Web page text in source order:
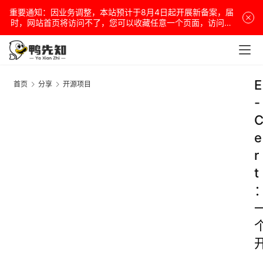
重要通知：因业务调整，本站预计于8月4日起开展新备案，届
时，网站首页将访问不了，您可以收藏任意一个页面，访问网
站！
首页 分享 开源项目
E
-
C
e
r
t